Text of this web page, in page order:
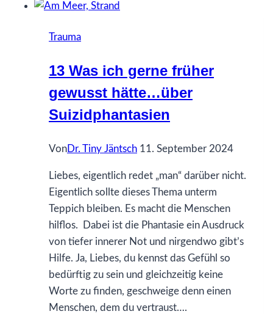
immer
Trauma
13 Was ich gerne früher
gewusst hätte…über
Suizidphantasien
VonDr. Tiny Jäntsch 11. September 2024
Liebes, eigentlich redet „man“ darüber nicht.
Eigentlich sollte dieses Thema unterm
Teppich bleiben. Es macht die Menschen
hilflos. Dabei ist die Phantasie ein Ausdruck
von tiefer innerer Not und nirgendwo gibt’s
Hilfe. Ja, Liebes, du kennst das Gefühl so
bedürftig zu sein und gleichzeitig keine
Worte zu finden, geschweige denn einen
Menschen, dem du vertraust….